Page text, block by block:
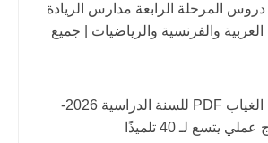
المرحلة الرابعة مدارس الريادة
العربية والفرنسية والرياضيات | جميع
تحميل سجل الغياب PDF للسنة الدراسية 2026-